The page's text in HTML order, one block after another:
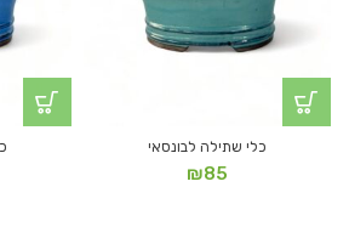
כלי שתילה לבונסאי
₪85